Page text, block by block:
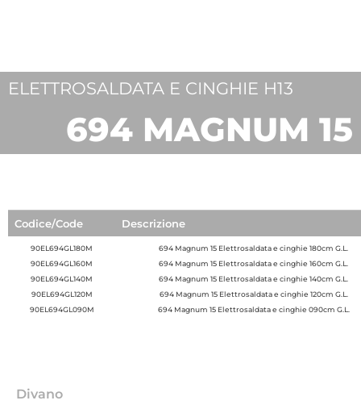
ELETTROSALDATA E CINGHIE H13
694 MAGNUM 15
Codice/Code Descrizione
90EL694GL180M
694 Magnum 15 Elettrosaldata e cinghie 180cm G.L.
90EL694GL160M
694 Magnum 15 Elettrosaldata e cinghie 160cm G.L.
90EL694GL140M
694 Magnum 15 Elettrosaldata e cinghie 140cm G.L.
90EL694GL120M
694 Magnum 15 Elettrosaldata e cinghie 120cm G.L.
90EL694GL090M
694 Magnum 15 Elettrosaldata e cinghie 090cm G.L.
Divano